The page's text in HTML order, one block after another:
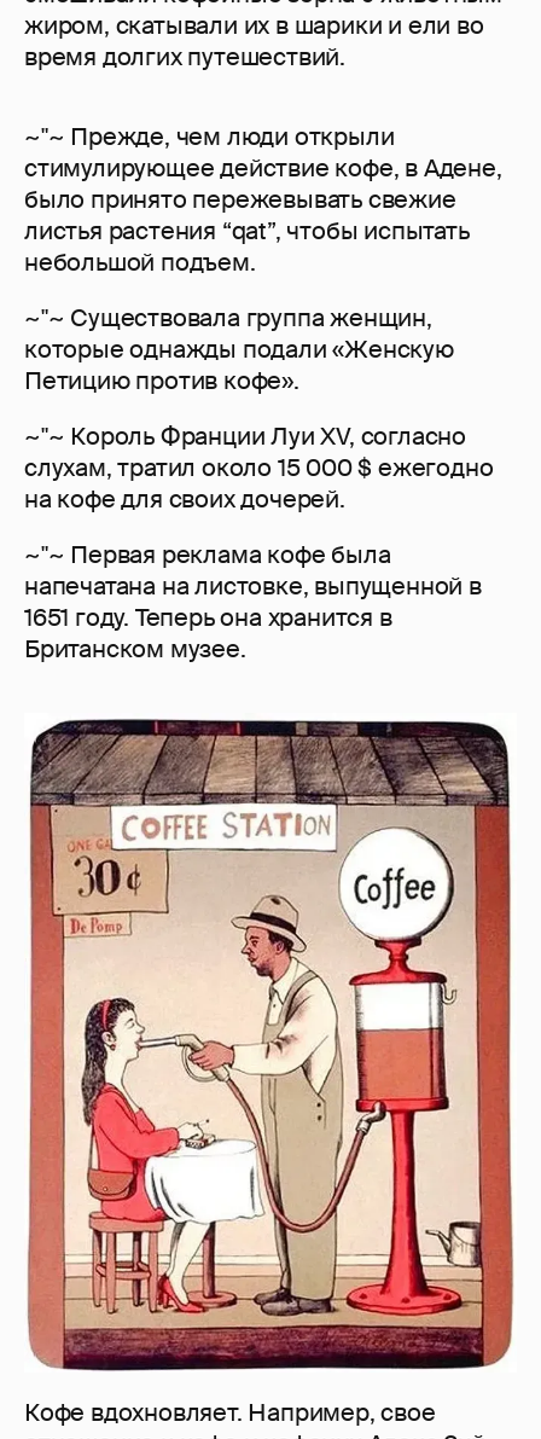
жиром, скатывали их в шарики и ели во
время долгих путешествий.
~"~ Прежде, чем люди открыли
стимулирующее действие кофе, в Адене,
было принято пережевывать свежие
листья растения “qat”, чтобы испытать
небольшой подъем.
~"~ Существовала группа женщин,
которые однажды подали «Женскую
Петицию против кофе».
~"~ Король Франции Луи XV, согласно
слухам, тратил около 15 000 $ ежегодно
на кофе для своих дочерей.
~"~ Первая реклама кофе была
напечатана на листовке, выпущенной в
1651 году. Теперь она хранится в
Британском музее.
Кофе вдохновляет. Например, свое